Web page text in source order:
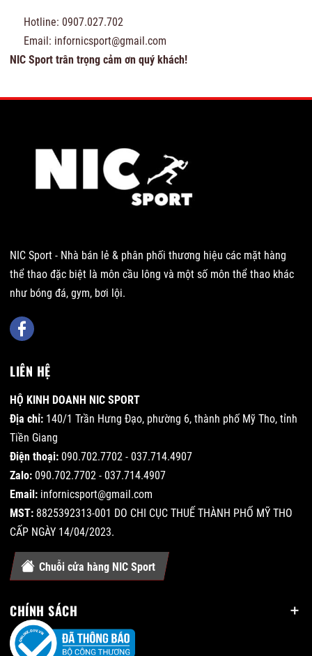
Hotline: 0907.027.702
Email: infornicsport@gmail.com
NIC Sport trân trọng cảm ơn quý khách!
NIC Sport - Nhà bán lẻ & phân phối thương hiệu các mặt hàng
thể thao đặc biệt là môn cầu lông và một số môn thể thao khác
như bóng đá, gym, bơi lội.
LIÊN HỆ
HỘ KINH DOANH NIC SPORT
Địa chỉ: 140/1 Trần Hưng Đạo, phường 6, thành phố Mỹ Tho, tỉnh
Tiền Giang
Điện thoại: 090.702.7702 - 037.714.4907
Zalo: 090.702.7702 - 037.714.4907
Email: infornicsport@gmail.com
MST: 8825392313-001 DO CHI CỤC THUẾ THÀNH PHỐ MỸ THO
CẤP NGÀY 14/04/2023.
Chuỗi cửa hàng NIC Sport
CHÍNH SÁCH